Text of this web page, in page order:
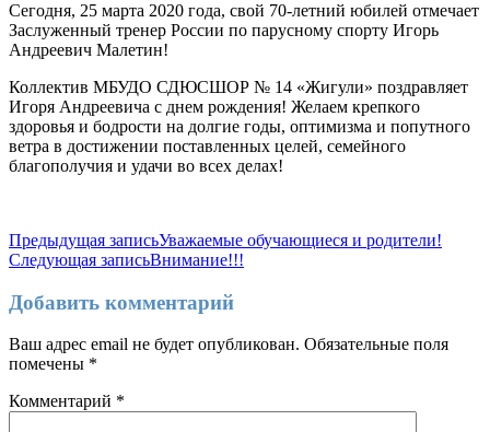
Сегодня, 25 марта 2020 года, свой 70-летний юбилей отмечает
Заслуженный тренер России по парусному спорту Игорь
Андреевич Малетин!
Коллектив МБУДО СДЮСШОР № 14 «Жигули» поздравляет
Игоря Андреевича с днем рождения! Желаем крепкого
здоровья и бодрости на долгие годы, оптимизма и попутного
ветра в достижении поставленных целей, семейного
благополучия и удачи во всех делах!
Навигация
по
записям
Предыдущая записьУважаемые обучающиеся и родители!
Следующая записьВнимание!!!
Добавить комментарий
Ваш адрес email не будет опубликован. Обязательные поля
помечены *
Комментарий *